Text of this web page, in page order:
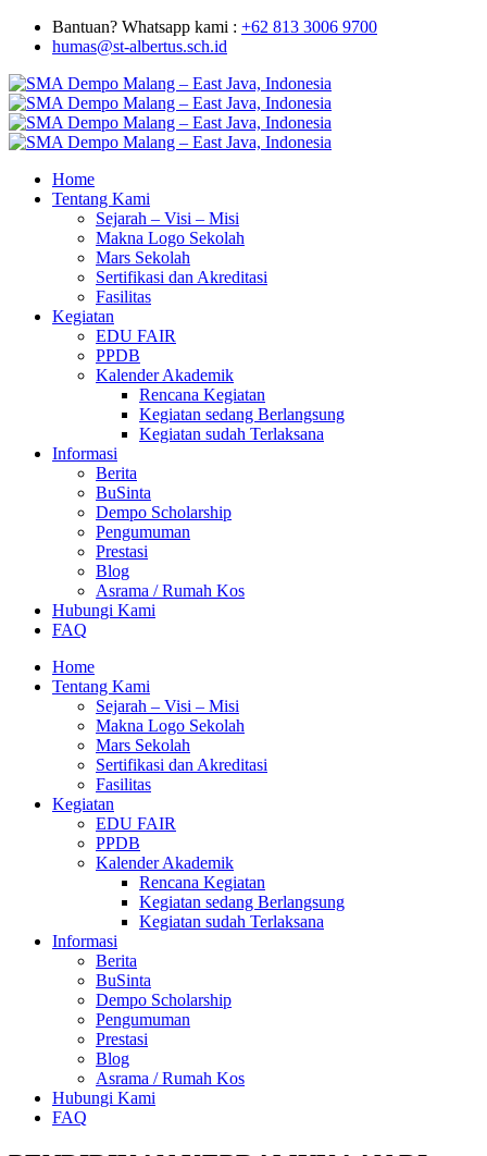
Bantuan? Whatsapp kami : +62 813 3006 9700
humas@st-albertus.sch.id
Home
Tentang Kami
Sejarah – Visi – Misi
Makna Logo Sekolah
Mars Sekolah
Sertifikasi dan Akreditasi
Fasilitas
Kegiatan
EDU FAIR
PPDB
Kalender Akademik
Rencana Kegiatan
Kegiatan sedang Berlangsung
Kegiatan sudah Terlaksana
Informasi
Berita
BuSinta
Dempo Scholarship
Pengumuman
Prestasi
Blog
Asrama / Rumah Kos
Hubungi Kami
FAQ
Home
Tentang Kami
Sejarah – Visi – Misi
Makna Logo Sekolah
Mars Sekolah
Sertifikasi dan Akreditasi
Fasilitas
Kegiatan
EDU FAIR
PPDB
Kalender Akademik
Rencana Kegiatan
Kegiatan sedang Berlangsung
Kegiatan sudah Terlaksana
Informasi
Berita
BuSinta
Dempo Scholarship
Pengumuman
Prestasi
Blog
Asrama / Rumah Kos
Hubungi Kami
FAQ